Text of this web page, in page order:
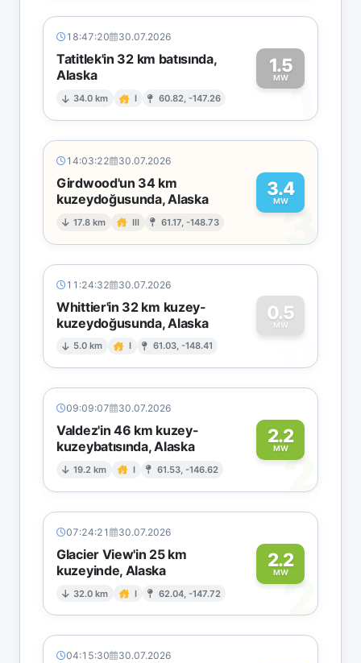
18:47:20 30.07.2026
Tatitlek'in 32 km batısında,
Alaska
34.0 km I 60.82, -147.26
1.5
MW1
14:03:22 30.07.2026
Girdwood'un 34 km
kuzeydoğusunda, Alaska
17.8 km III 61.17, -148.73
3.4
MW
3
11:24:32 30.07.2026
Whittier'in 32 km kuzey-
kuzeydoğusunda, Alaska
5.0 km I 61.03, -148.41
0.5
MW
0
09:09:07 30.07.2026
Valdez'in 46 km kuzey-
kuzeybatısında, Alaska
19.2 km I 61.53, -146.62
2.2
MW
2
07:24:21 30.07.2026
Glacier View'in 25 km
kuzeyinde, Alaska
32.0 km I 62.04, -147.72
2.2
MW2
04:15:30 30.07.2026